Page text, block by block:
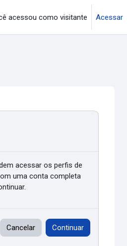
acessou como visitante Acessar
acessar os perfis de
uma conta completa
Cancelar Continuar